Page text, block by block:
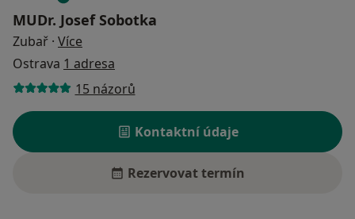
MUDr. Josef Sobotka
Zubař · Více
Ostrava 1 adresa
15 názorů
Kontaktní údaje
Rezervovat termín